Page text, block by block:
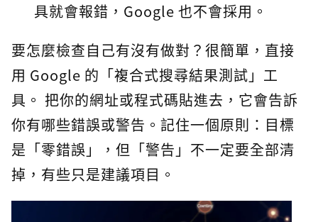
具就會報錯，Google 也不會採用。
要怎麼檢查自己有沒有做對？很簡單，直接
用 Google 的「複合式搜尋結果測試」工
具。 把你的網址或程式碼貼進去，它會告訴
你有哪些錯誤或警告。記住一個原則：目標
是「零錯誤」，但「警告」不一定要全部清
掉，有些只是建議項目。